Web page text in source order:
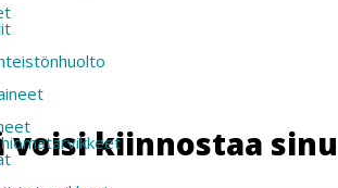
voisi kiinnostaa